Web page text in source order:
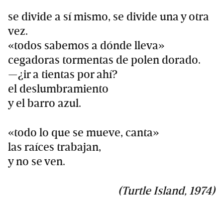
se divide a sí mismo, se divide una y otra
vez.
«todos sabemos a dónde lleva»
cegadoras tormentas de polen dorado.
—¿ir a tientas por ahí?
el deslumbramiento
y el barro azul.
«todo lo que se mueve, canta»
las raíces trabajan,
y no se ven.
(Turtle Island, 1974)